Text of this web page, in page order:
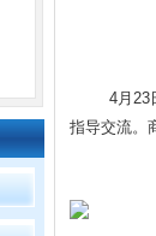
4月23
指导交流。